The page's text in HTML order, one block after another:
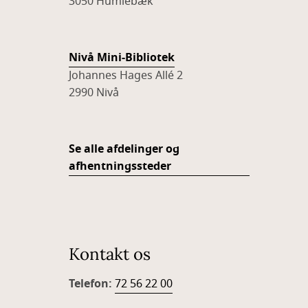
Nivå Mini-Bibliotek
Johannes Hages Allé 2
2990 Nivå
Se alle afdelinger og
afhentningssteder
Kontakt os
Telefon: 72 56 22 00